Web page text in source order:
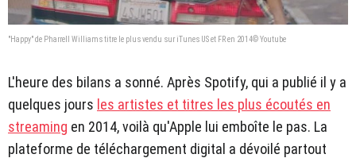
"Happy" de Pharrell Williams titre le plus vendu sur iTunes US et FR en 2014© Youtube
L'heure des bilans a sonné. Après Spotify, qui a publié il y a
quelques jours les artistes et titres les plus écoutés en
streaming en 2014, voilà qu'Apple lui emboîte le pas. La
plateforme de téléchargement digital a dévoilé partout